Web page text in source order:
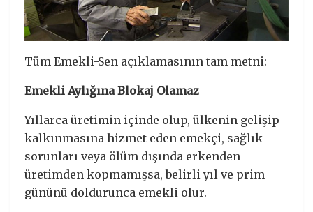
Tüm Emekli-Sen açıklamasının tam metni:
Emekli Aylığına Blokaj Olamaz
Yıllarca üretimin içinde olup, ülkenin gelişip
kalkınmasına hizmet eden emekçi, sağlık
sorunları veya ölüm dışında erkenden
üretimden kopmamışsa, belirli yıl ve prim
gününü doldurunca emekli olur.